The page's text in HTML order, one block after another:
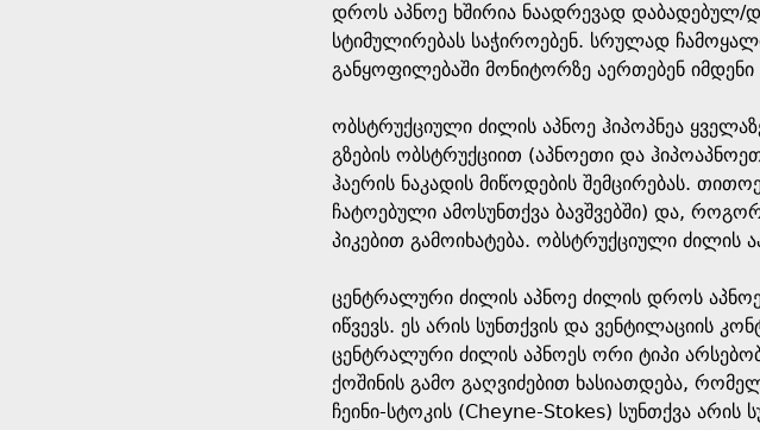
დროს აპნოე ხშირია ნაადრევად დაბადებულ/
სტიმულირებას საჭიროებენ. სრულად
განყოფილებაში მონიტორზე აერთებენ
ობსტრუქციული ძილის აპნოე ჰიპოპნეა
გზების ობსტრუქციით (აპნოეთი და
ჰაერის ნაკადის მიწოდების შემცირებას.
ჩატოებული ამოსუნთქვა ბავშვებში) და,
პიკებით გამოიხატება. ობსტრუქციული ძილის
ცენტრალური ძილის აპნოე ძილის დროს
იწვევს. ეს არის სუნთქვის და ვენტილაციის
ცენტრალური ძილის აპნოეს ორი ტიპი
ქოშინის გამო გაღვიძებით ხასიათდება,
ჩეინი-სტოკის (Cheyne-Stokes) სუნთქვა